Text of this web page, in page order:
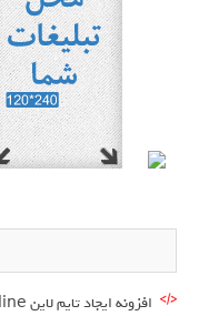
افزونه ایجاد تایم لاین WP Timeline وردپرس